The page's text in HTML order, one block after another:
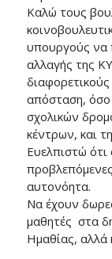
Καλώ τους
υπουργούς να
αλλαγής της
απόσταση,
σχολικών
κέντρων, και
Ευελπιστώ
αυτονόητα.
Να έχουν
μαθητές στα
Ημαθίας, αλλά